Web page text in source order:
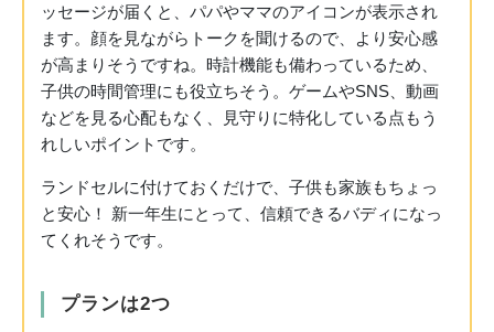
ッセージが届くと、パパやママのアイコンが表示され
ます。顔を見ながらトークを聞けるので、より安心感
が高まりそうですね。時計機能も備わっているため、
子供の時間管理にも役立ちそう。ゲームやSNS、動画
などを見る心配もなく、見守りに特化している点もう
れしいポイントです。
ランドセルに付けておくだけで、子供も家族もちょっ
と安心！ 新一年生にとって、信頼できるバディになっ
てくれそうです。
プランは2つ